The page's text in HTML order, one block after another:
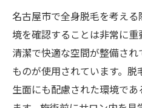
名古屋市で全身脱毛を考え
境を確認することは非常に
清潔で快適な空間が整備さ
ものが使用されています。
生面にも配慮された環境で